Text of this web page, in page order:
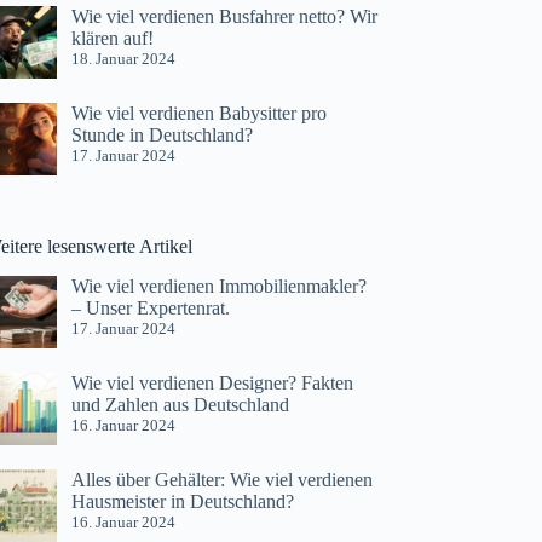
Wie viel verdienen Busfahrer netto? Wir
klären auf!
18. Januar 2024
Wie viel verdienen Babysitter pro
Stunde in Deutschland?
17. Januar 2024
lesenswerte Artikel
Wie viel verdienen Immobilienmakler?
– Unser Expertenrat.
17. Januar 2024
Wie viel verdienen Designer? Fakten
und Zahlen aus Deutschland
16. Januar 2024
Alles über Gehälter: Wie viel verdienen
Hausmeister in Deutschland?
16. Januar 2024